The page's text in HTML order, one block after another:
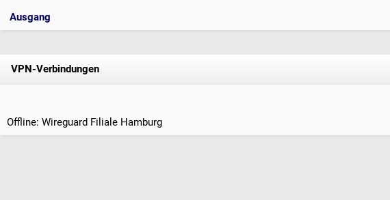
Ausgang
VPN-Verbindungen
Offline: Wireguard Filiale Hamburg